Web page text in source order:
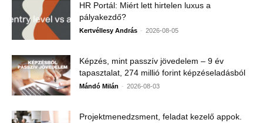
HR Portál: Miért lett hirtelen luxus a
pályakezdő?
Kertvéllesy András - 2026-08-05
Képzés, mint passzív jövedelem – 9 év
tapasztalat, 274 millió forint képzéseladásból
Mándó Milán - 2026-08-03
Projektmenedzsment, feladat kezelő appok.